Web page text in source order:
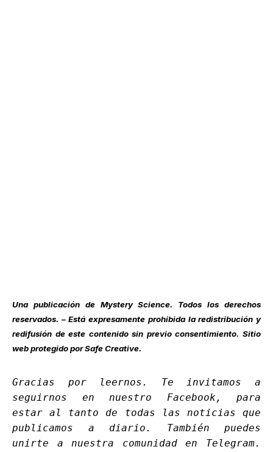
Una publicación de Mystery Science. Todos los derechos
reservados. – Está expresamente prohibida la redistribución y
redifusión de este contenido sin previo consentimiento. Sitio
web protegido por Safe Creative.
Gracias por leernos. Te invitamos a
seguirnos en nuestro Facebook , para
estar al tanto de todas las noticias que
publicamos a diario. También puedes
unirte a nuestra comunidad en Telegram.